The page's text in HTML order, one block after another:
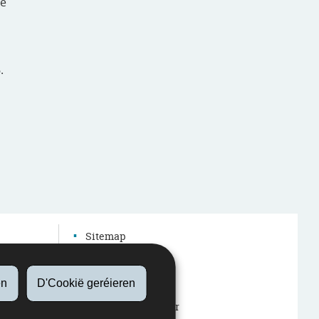
D'Cookië geréieren
Sitemap
Accessibilitéit
Rechtlech Aspekter